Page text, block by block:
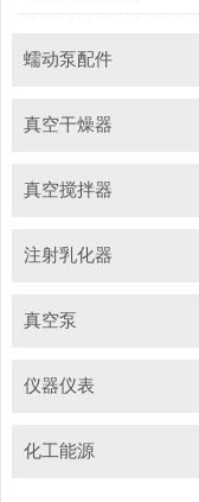
蠕动泵配件
真空干燥器
真空搅拌器
注射乳化器
真空泵
仪器仪表
化工能源